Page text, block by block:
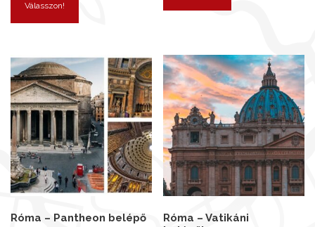
Válasszon!
Róma – Pantheon belépő
Róma – Vatikáni